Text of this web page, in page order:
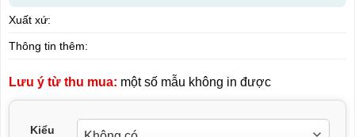
Xuất xứ:
Thông tin thêm:
Lưu ý từ thu mua: một số mẫu không in được
Kiểu